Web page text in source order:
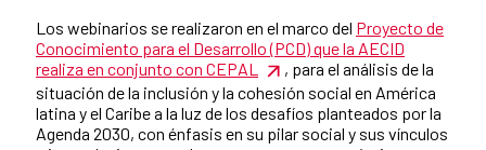
Los webinarios se realizaron en el marco del Proyecto de
Conocimiento para el Desarrollo (PCD) que la AECID
realiza en conjunto con CEPAL
, para el análisis de la
situación de la inclusión y la cohesión social en América
latina y el Caribe a la luz de los desafíos planteados por la
Agenda 2030, con énfasis en su pilar social y sus vínculos